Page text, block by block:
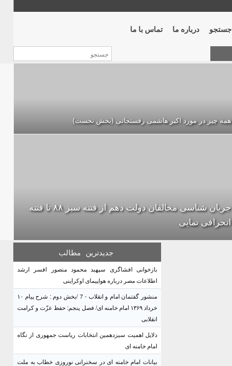
جستجو درباره ما تماس با ما
همه چیز در مورد اکبر هاشمی رفسنجانی (بخش نخست)
جریان شناسی مخالفان دولت دهم از فتنه سبز ۸۸ تا فتنه
انحرافی نمایی
جدیدترین مطالب
بازخوانی افشاگری سپهبد محمود منصور افسر ارشد
اطلاعات مصر درباره هواپیمای اوکراینی
منشور گفتمان امام و انقلاب - 7 /بخش دوم : شرح پیام ۱۰
خرداد ۱۳۶۹ امام خامنه ای/ فصل پنجم: حفظ عزّت و کرامت
انقلابی
دلایل اهمیت سیزدهمین انتخابات ریاست جمهوری از نگاه
امام خامنه ای
بیانات امام خامنه ای در سخنرانی نوروزی خطاب به ملت